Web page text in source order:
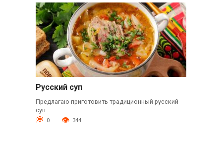
Русский суп
Предлагаю приготовить традиционный русский
суп.
0 344